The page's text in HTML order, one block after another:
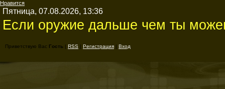
Нравится
Пятница, 07.08.2026, 13:36
Если оружие дальше чем ты
Приветствую Вас Гость | RSS | Регистрация | Вход